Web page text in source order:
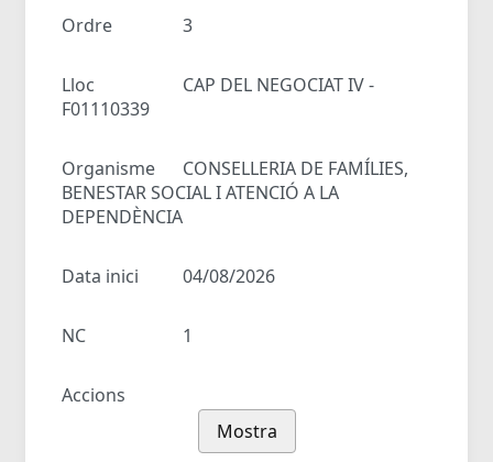
Ordre 3
Lloc
CAP DEL NEGOCIAT IV -
F01110339
Organisme
CONSELLERIA DE FAMÍLIES,
BENESTAR SOCIAL I ATENCIÓ A LA
DEPENDÈNCIA
Data inici 04/08/2026
NC 1
Accions
Mostra